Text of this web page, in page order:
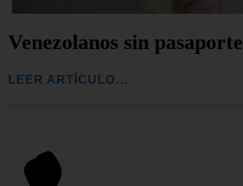
Venezolanos sin pasaporte
LEER ARTÍCULO...